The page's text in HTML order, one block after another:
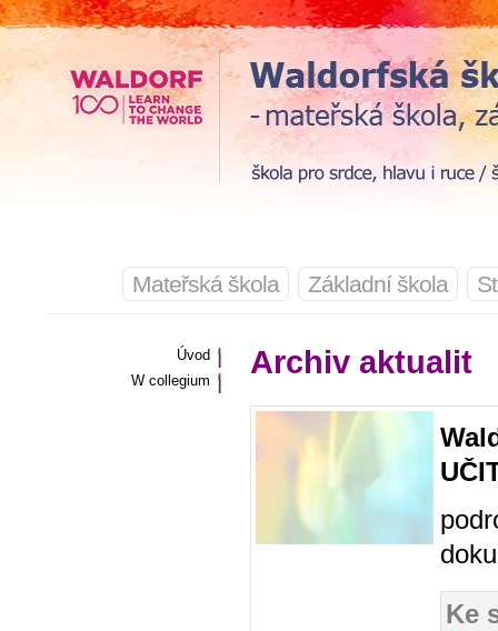
Mateřská škola Základní škola
Úvod
W collegium
Archiv aktualit
Ke